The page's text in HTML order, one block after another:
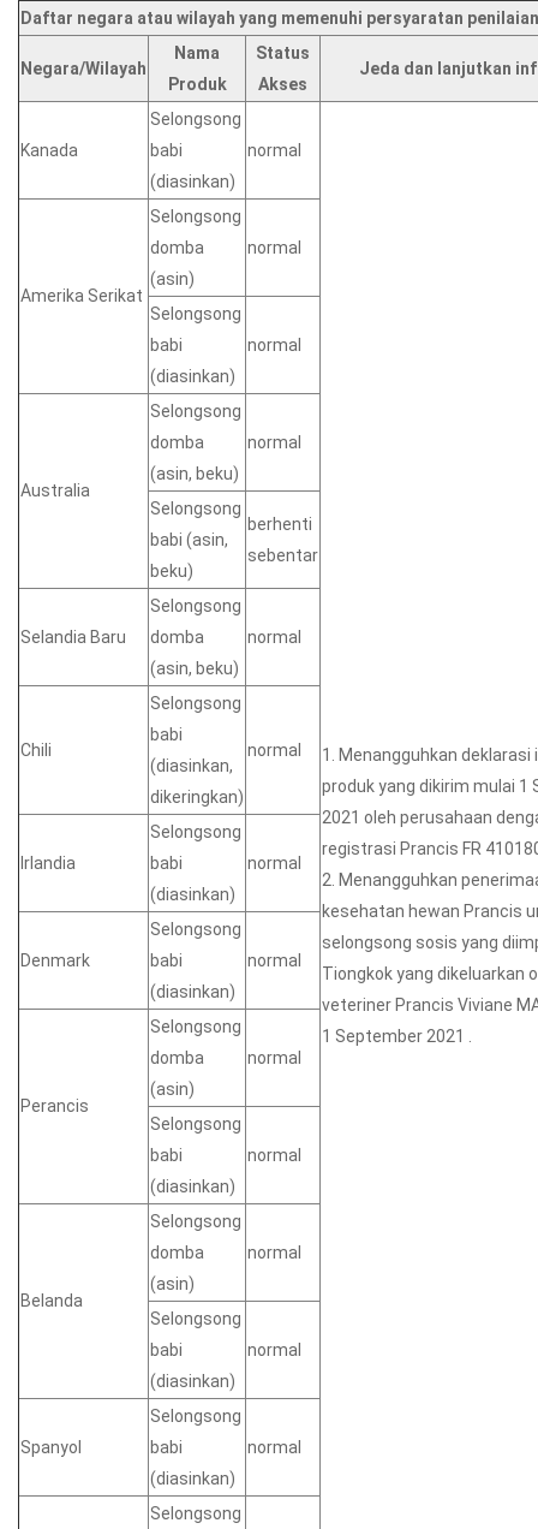
Daftar negara atau wilayah yang memenuhi persyaratan
Negara/Wilayah
Nama
Produk
Status
Akses
Jeda dan lanjutkan
Kanada
Selongsong
babi
(diasinkan)
normal
1. Menangguhkan deklarasi
produk yang dikirim mulai 1
2021 oleh perusahaan
registrasi Prancis FR
2. Menangguhkan
kesehatan hewan Prancis
selongsong sosis yang
Tiongkok yang dikeluarkan
veteriner Prancis Viviane
1 September 2021 .
Amerika Serikat
Selongsong
domba
(asin)
normal
Selongsong
babi
(diasinkan)
normal
Australia
Selongsong
domba
(asin, beku)
normal
Selongsong
babi (asin,
beku)
berhenti
sebentar
Selandia Baru
Selongsong
domba
(asin, beku)
normal
Chili
Selongsong
babi
(diasinkan,
dikeringkan)
normal
Irlandia
Selongsong
babi
(diasinkan)
normal
Denmark
Selongsong
babi
(diasinkan)
normal
Perancis
Selongsong
domba
(asin)
normal
Selongsong
babi
(diasinkan)
normal
Belanda
Selongsong
domba
(asin)
normal
Selongsong
babi
(diasinkan)
normal
Spanyol
Selongsong
babi
(diasinkan)
normal
Selongsong